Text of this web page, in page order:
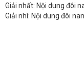
Giải nhất: Nội dung đôi
Giải nhì: Nội dung đôi